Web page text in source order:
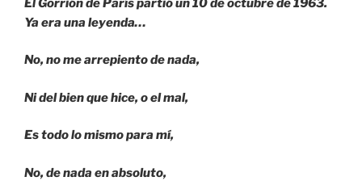
El Gorrión de París partió un 10 de octubre de 1963.
Ya era una leyenda…
No, no me arrepiento de nada,
Ni del bien que hice, o el mal,
Es todo lo mismo para mí,
No, de nada en absoluto,